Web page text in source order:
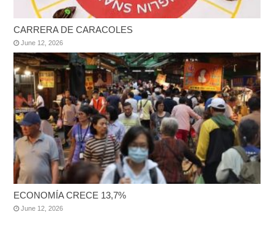
CARRERA DE CARACOLES
June 12, 2026
ECONOMÍA CRECE 13,7%
June 12, 2026